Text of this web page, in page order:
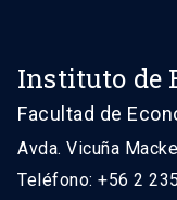
Instituto de
Facultad de
Avda. Vicuña
Teléfono: +56 2